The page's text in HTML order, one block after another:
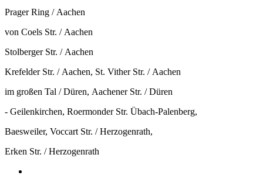
Prager Ring / Aachen
von Coels Str. / Aachen
Stolberger Str. / Aachen
Krefelder Str. / Aachen, St. Vither Str. / Aachen
im großen Tal / Düren, Aachener Str. / Düren
- Geilenkirchen, Roermonder Str. Übach-Palenberg,
Baesweiler, Voccart Str. / Herzogenrath,
Erken Str. / Herzogenrath